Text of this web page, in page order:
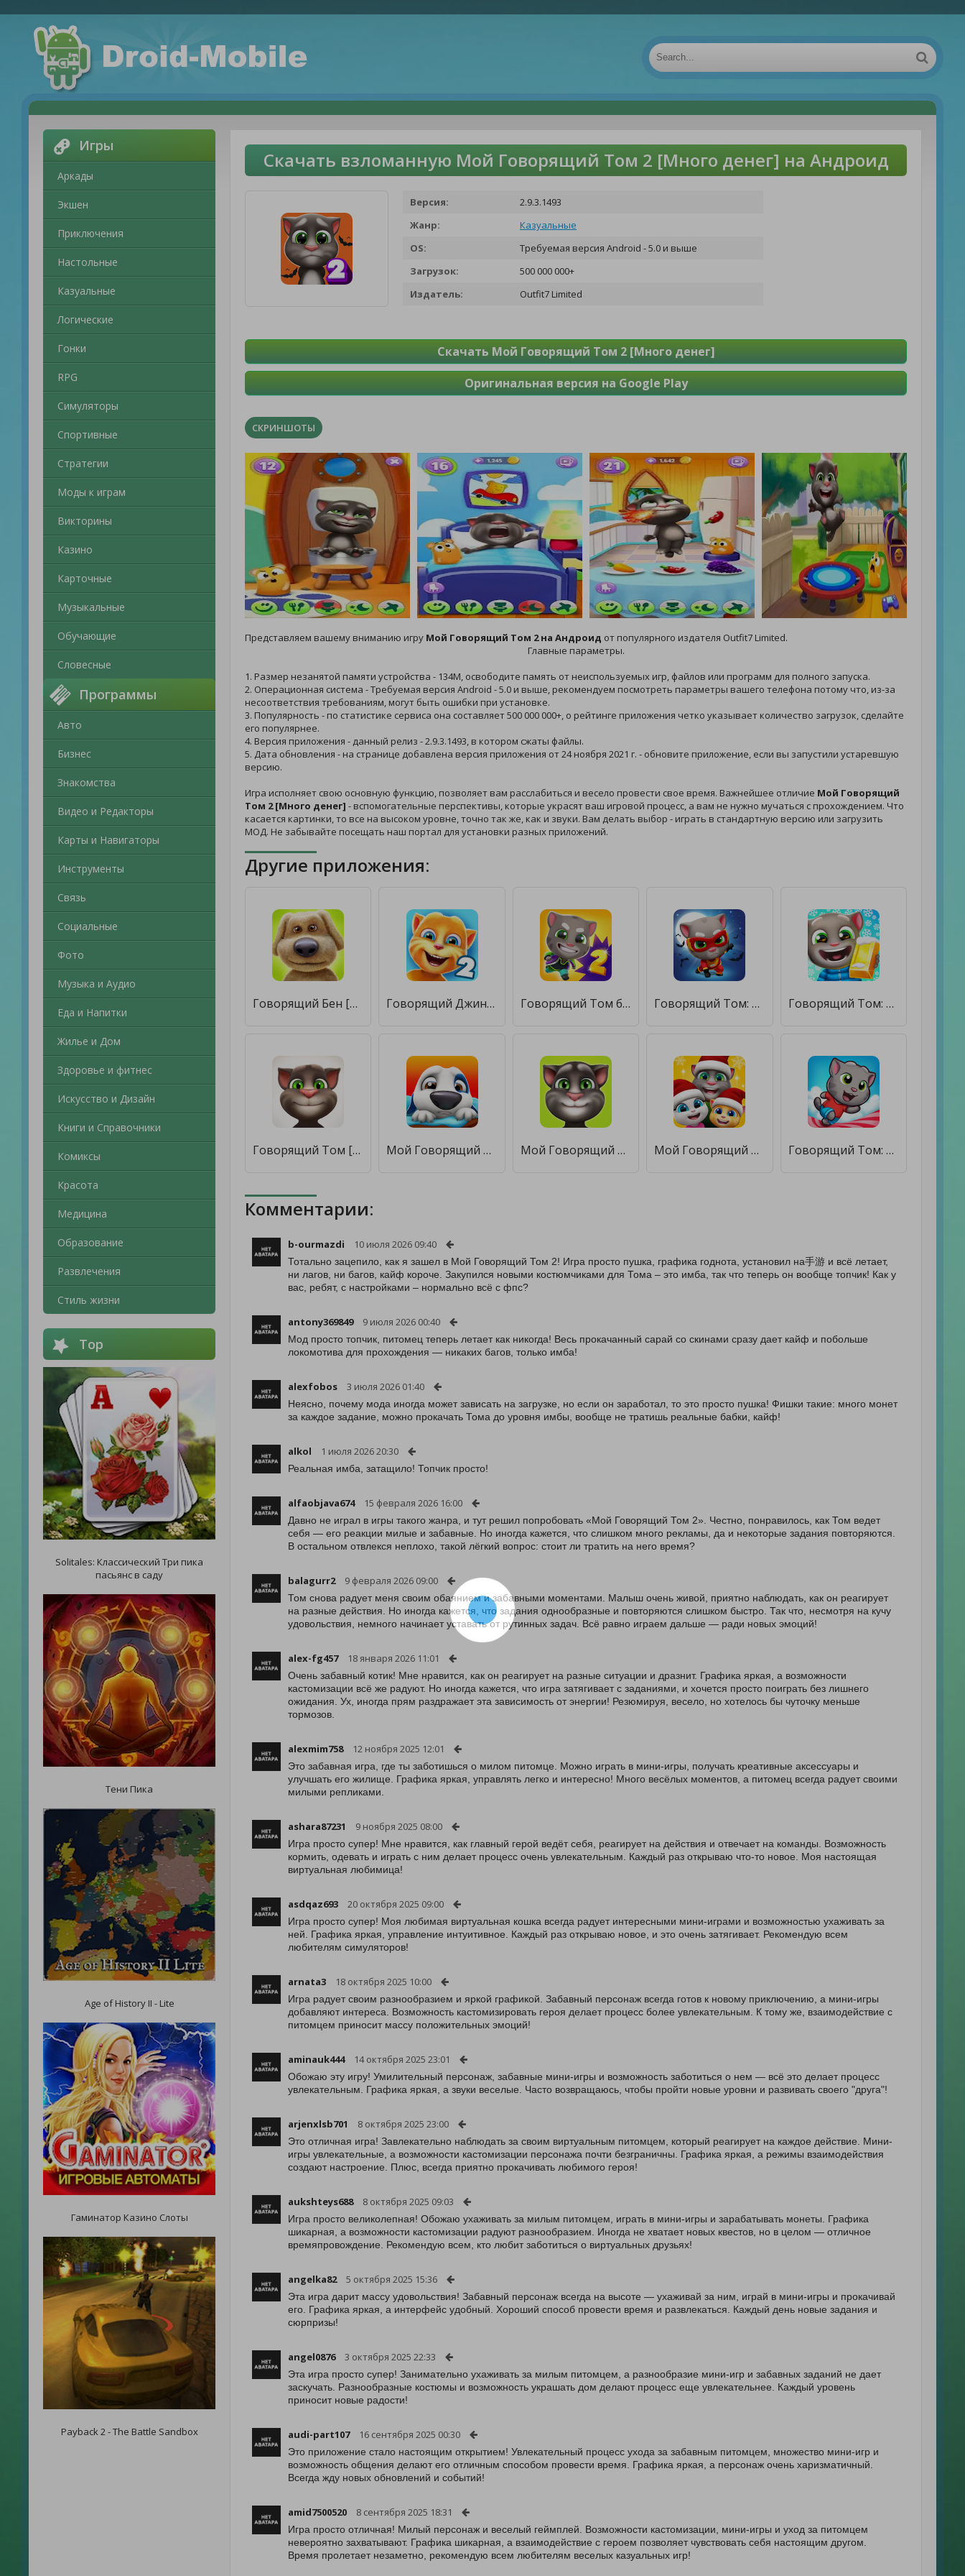
Игры
Аркады
Экшен
Приключения
Настольные
Казуальные
Логические
Гонки
RPG
Симуляторы
Спортивные
Стратегии
Моды к играм
Викторины
Казино
Карточные
Музыкальные
Обучающие
Словесные
Программы
Авто
Бизнес
Знакомства
Видео и Редакторы
Карты и Навигаторы
Инструменты
Связь
Социальные
Фото
Музыка и Аудио
Еда и Напитки
Жилье и Дом
Здоровье и фитнес
Искусство и Дизайн
Книги и Справочники
Комиксы
Красота
Медицина
Образование
Развлечения
Стиль жизни
Top
Solitales: Классический Три пика
пасьянс в саду
Тени Пика
Age of History II - Lite
Гаминатор Казино Слоты
Payback 2 - The Battle Sandbox
Скачать взломанную Мой Говорящий Том 2 [Много денег] на Андроид
Версия:
2.9.3.1493
Жанр:
Казуальные
OS:
Требуемая версия Android - 5.0 и выше
Загрузок:
500 000 000+
Издатель:
Outfit7 Limited
Скачать Мой Говорящий Том 2 [Много денег]
Оригинальная версия на Google Play
СКРИНШОТЫ
Представляем вашему вниманию игру Мой Говорящий Том 2 на Андроид от популярного издателя Outfit7 Limited.
Главные параметры.
1. Размер незанятой памяти устройства - 134M, освободите память от неиспользуемых игр, файлов или программ для полного запуска.
2. Операционная система - Требуемая версия Android - 5.0 и выше, рекомендуем посмотреть параметры вашего телефона потому что, из-за
несоответствия требованиям, могут быть ошибки при установке.
3. Популярность - по статистике сервиса она составляет 500 000 000+, о рейтинге приложения четко указывает количество загрузок, сделайте
его популярнее.
4. Версия приложения - данный релиз - 2.9.3.1493, в котором сжаты файлы.
5. Дата обновления - на странице добавлена версия приложения от 24 ноября 2021 г. - обновите приложение, если вы запустили устаревшую
версию.
Игра исполняет свою основную функцию, позволяет вам расслабиться и весело провести свое время. Важнейшее отличие Мой Говорящий
Том 2 [Много денег] - вспомогательные перспективы, которые украсят ваш игровой процесс, а вам не нужно мучаться с прохождением. Что
касается картинки, то все на высоком уровне, точно так же, как и звуки. Вам делать выбор - играть в стандартную версию или загрузить
МОД. Не забывайте посещать наш портал для установки разных приложений.
Другие приложения:
Говорящий Бен [Unlocked] Говорящий Джинджер 2 [Unlocked] Говорящий Том бег за золотом 2 [Бесплатные покупки] Говорящий Том: погоня героев [Много денег] Говорящий Том: бег за золотом [Много монет]
Говорящий Том [Много монет] Мой Говорящий Хэнк [Бесплатные покупки] Мой Говорящий Том [Много денег] Мой Говорящий Том: Друзья [Много монет] Говорящий Том: за конфетами! [Много монет]
Комментарии:
b-ourmazdi 10 июля 2026 09:40
Тотально зацепило, как я зашел в Мой Говорящий Том 2! Игра просто пушка, графика годнота, установил на手游 и всё летает,
ни лагов, ни багов, кайф короче. Закупился новыми костюмчиками для Тома – это имба, так что теперь он вообще топчик! Как у
вас, ребят, с настройками – нормально всё с фпс?
antony369849 9 июля 2026 00:40
Мод просто топчик, питомец теперь летает как никогда! Весь прокачанный сарай со скинами сразу дает кайф и побольше
локомотива для прохождения — никаких багов, только имба!
alexfobos 3 июля 2026 01:40
Неясно, почему мода иногда может зависать на загрузке, но если он заработал, то это просто пушка! Фишки такие: много монет
за каждое задание, можно прокачать Тома до уровня имбы, вообще не тратишь реальные бабки, кайф!
alkol 1 июля 2026 20:30
Реальная имба, затащило! Топчик просто!
alfaobjava674 15 февраля 2026 16:00
Давно не играл в игры такого жанра, и тут решил попробовать «Мой Говорящий Том 2». Честно, понравилось, как Том ведет
себя — его реакции милые и забавные. Но иногда кажется, что слишком много рекламы, да и некоторые задания повторяются.
В остальном отвлекся неплохо, такой лёгкий вопрос: стоит ли тратить на него время?
balagurr2 9 февраля 2026 09:00
Том снова радует меня своим обаянием и забавными моментами. Малыш очень живой, приятно наблюдать, как он реагирует
на разные действия. Но иногда кажется, что задания однообразные и повторяются слишком быстро. Так что, несмотря на кучу
удовольствия, немного начинает уставать от рутинных задач. Всё равно играем дальше — ради новых эмоций!
alex-fg457 18 января 2026 11:01
Очень забавный котик! Мне нравится, как он реагирует на разные ситуации и дразнит. Графика яркая, а возможности
кастомизации всё же радуют. Но иногда кажется, что игра затягивает с заданиями, и хочется просто поиграть без лишнего
ожидания. Ух, иногда прям раздражает эта зависимость от энергии! Резюмируя, весело, но хотелось бы чуточку меньше
тормозов.
alexmim758 12 ноября 2025 12:01
Это забавная игра, где ты заботишься о милом питомце. Можно играть в мини-игры, получать креативные аксессуары и
улучшать его жилище. Графика яркая, управлять легко и интересно! Много весёлых моментов, а питомец всегда радует своими
милыми репликами.
ashara87231 9 ноября 2025 08:00
Игра просто супер! Мне нравится, как главный герой ведёт себя, реагирует на действия и отвечает на команды. Возможность
кормить, одевать и играть с ним делает процесс очень увлекательным. Каждый раз открываю что-то новое. Моя настоящая
виртуальная любимица!
asdqaz693 20 октября 2025 09:00
Игра просто супер! Моя любимая виртуальная кошка всегда радует интересными мини-играми и возможностью ухаживать за
ней. Графика яркая, управление интуитивное. Каждый раз открываю новое, и это очень затягивает. Рекомендую всем
любителям симуляторов!
arnata3 18 октября 2025 10:00
Игра радует своим разнообразием и яркой графикой. Забавный персонаж всегда готов к новому приключению, а мини-игры
добавляют интереса. Возможность кастомизировать героя делает процесс более увлекательным. К тому же, взаимодействие с
питомцем приносит массу положительных эмоций!
aminauk444 14 октября 2025 23:01
Обожаю эту игру! Умилительный персонаж, забавные мини-игры и возможность заботиться о нем — всё это делает процесс
увлекательным. Графика яркая, а звуки веселые. Часто возвращаюсь, чтобы пройти новые уровни и развивать своего "друга"!
arjenxlsb701 8 октября 2025 23:00
Это отличная игра! Завлекательно наблюдать за своим виртуальным питомцем, который реагирует на каждое действие. Мини-
игры увлекательные, а возможности кастомизации персонажа почти безграничны. Графика яркая, а режимы взаимодействия
создают настроение. Плюс, всегда приятно прокачивать любимого героя!
aukshteys688 8 октября 2025 09:03
Игра просто великолепная! Обожаю ухаживать за милым питомцем, играть в мини-игры и зарабатывать монеты. Графика
шикарная, а возможности кастомизации радуют разнообразием. Иногда не хватает новых квестов, но в целом — отличное
времяпровождение. Рекомендую всем, кто любит заботиться о виртуальных друзьях!
angelka82 5 октября 2025 15:36
Эта игра дарит массу удовольствия! Забавный персонаж всегда на высоте — ухаживай за ним, играй в мини-игры и прокачивай
его. Графика яркая, а интерфейс удобный. Хороший способ провести время и развлекаться. Каждый день новые задания и
сюрпризы!
angel0876 3 октября 2025 22:33
Эта игра просто супер! Занимательно ухаживать за милым питомцем, а разнообразие мини-игр и забавных заданий не дает
заскучать. Разнообразные костюмы и возможность украшать дом делают процесс еще увлекательнее. Каждый уровень
приносит новые радости!
audi-part107 16 сентября 2025 00:30
Это приложение стало настоящим открытием! Увлекательный процесс ухода за забавным питомцем, множество мини-игр и
возможность общения делают его отличным способом провести время. Графика яркая, а персонаж очень харизматичный.
Всегда жду новых обновлений и событий!
amid7500520 8 сентября 2025 18:31
Игра просто отличная! Милый персонаж и веселый геймплей. Возможности кастомизации, мини-игры и уход за питомцем
невероятно захватывают. Графика шикарная, а взаимодействие с героем позволяет чувствовать себя настоящим другом.
Время пролетает незаметно, рекомендую всем любителям веселых казуальных игр!